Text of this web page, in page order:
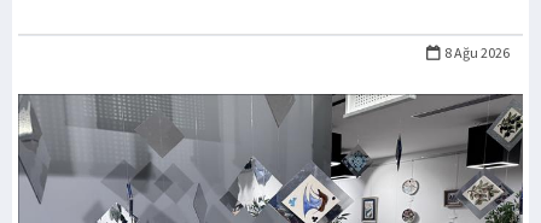
8 Ağu 2026